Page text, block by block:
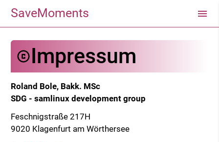
SaveMoments
Impressum
Roland Bole, Bakk. MSc
SDG - samlinux development group
Feschnigstraße 217H
9020 Klagenfurt am Wörthersee